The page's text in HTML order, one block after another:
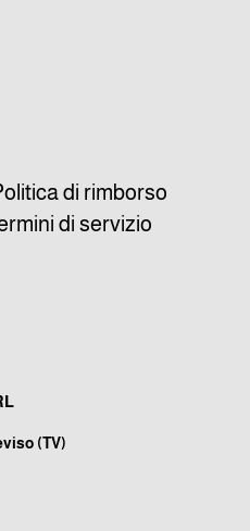
di rimborso
di servizio
(TV)